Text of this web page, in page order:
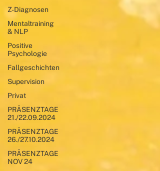
Z-Diagnosen
Mentaltraining
& NLP
Positive
Psychologie
Fallgeschichten
Supervision
Privat
PRÄSENZTAGE
21./22.09.2024
PRÄSENZTAGE
26./27.10.2024
PRÄSENZTAGE
NOV 24